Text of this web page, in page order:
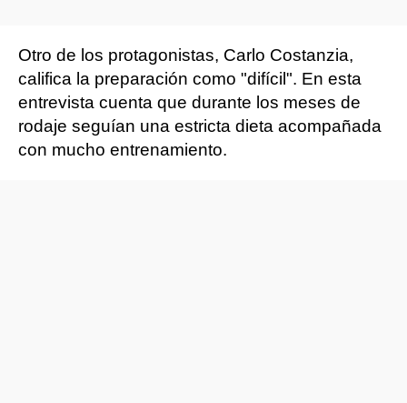
Otro de los protagonistas, Carlo Costanzia,
califica la preparación como "difícil". En esta
entrevista cuenta que durante los meses de
rodaje seguían una estricta dieta acompañada
con mucho entrenamiento.